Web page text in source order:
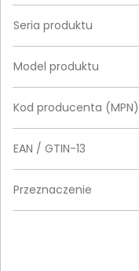
Seria produktu
Model produktu
Kod producenta (MPN)
EAN / GTIN-13
Przeznaczenie